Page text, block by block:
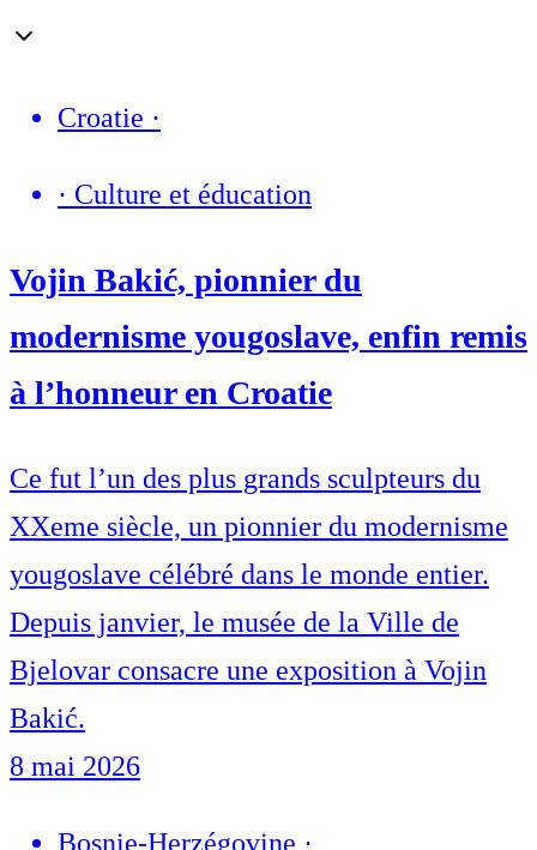
Croatie ·
· Culture et éducation
Vojin Bakić, pionnier du
modernisme yougoslave, enfin remis
à l’honneur en Croatie
Ce fut l’un des plus grands sculpteurs du
XXeme siècle, un pionnier du modernisme
yougoslave célébré dans le monde entier.
Depuis janvier, le musée de la Ville de
Bjelovar consacre une exposition à Vojin
Bakić.
8 mai 2026
Bosnie-Herzégovine ·